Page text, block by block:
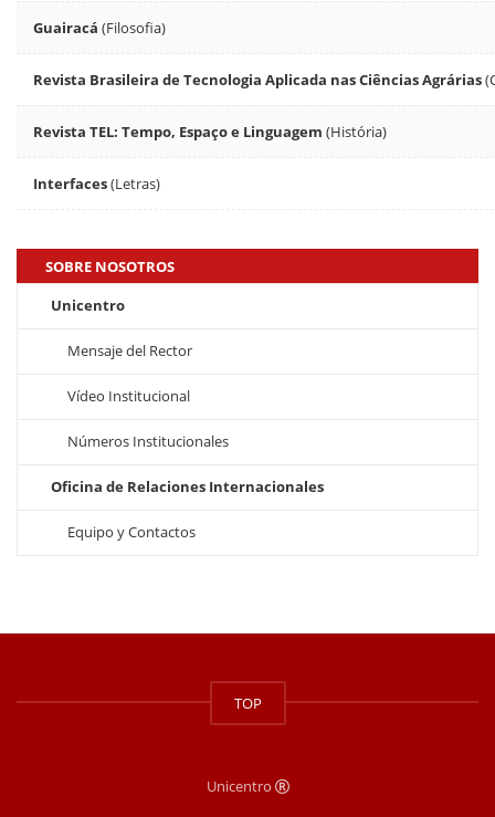
Guairacá (Filosofia)
Revista Brasileira de Tecnologia Aplicada nas Ciências Agrárias
Revista TEL: Tempo, Espaço e Linguagem (História)
Interfaces(Letras)
SOBRE NOSOTROS
Unicentro
Mensaje del Rector
Vídeo Institucional
Números Institucionales
Oficina de Relaciones Internacionales
Equipo y Contactos
TOP
Unicentro